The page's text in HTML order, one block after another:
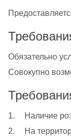
Обязательно
Совокупно
1.	Наличие
2.	На